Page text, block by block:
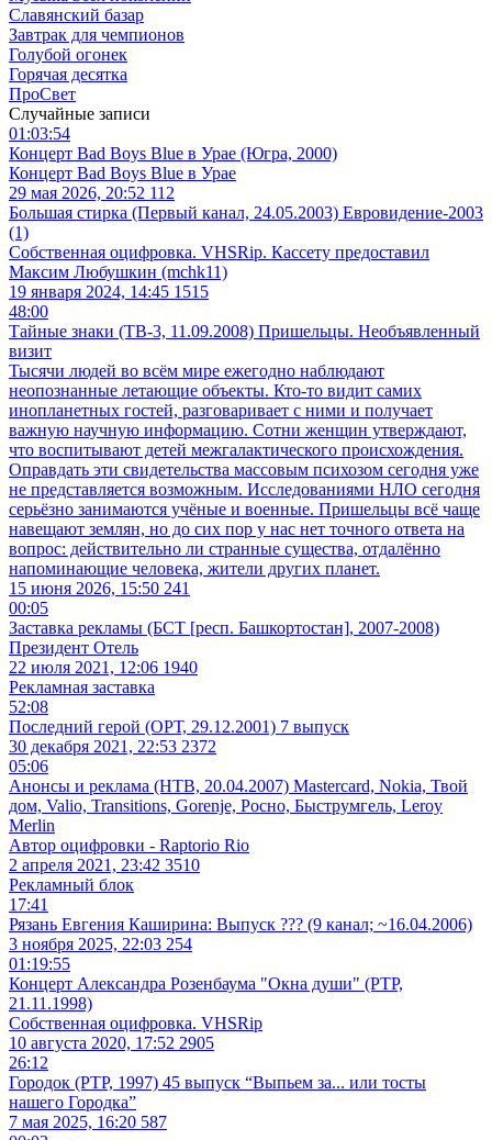
Славянский базар
Завтрак для чемпионов
Голубой огонек
Горячая десятка
ПроСвет
Случайные записи
01:03:54
Концерт Bad Boys Blue в Урае (Югра, 2000)
Концерт Bad Boys Blue в Урае
29 мая 2026, 20:52 112
Большая стирка (Первый канал, 24.05.2003) Евровидение-2003
(1)
Собственная оцифровка. VHSRip. Кассету предоставил
Максим Любушкин (mchk11)
19 января 2024, 14:45 1515
48:00
Тайные знаки (ТВ-3, 11.09.2008) Пришельцы. Необъявленный
визит
Тысячи людей во всём мире ежегодно наблюдают
неопознанные летающие объекты. Кто-то видит самих
инопланетных гостей, разговаривает с ними и получает
важную научную информацию. Сотни женщин утверждают,
что воспитывают детей межгалактического происхождения.
Оправдать эти свидетельства массовым психозом сегодня уже
не представляется возможным. Исследованиями НЛО сегодня
серьёзно занимаются учёные и военные. Пришельцы всё чаще
навещают землян, но до сих пор у нас нет точного ответа на
вопрос: действительно ли странные существа, отдалённо
напоминающие человека, жители других планет.
15 июня 2026, 15:50 241
00:05
Заставка рекламы (БСТ [респ. Башкортостан], 2007-2008)
Президент Отель
22 июля 2021, 12:06 1940
Рекламная заставка
52:08
Последний герой (ОРТ, 29.12.2001) 7 выпуск
30 декабря 2021, 22:53 2372
05:06
Анонсы и реклама (НТВ, 20.04.2007) Mastercard, Nokia, Твой
дом, Valio, Transitions, Gorenje, Росно, Быструмгель, Leroy
Merlin
Автор оцифровки - Raptorio Rio
2 апреля 2021, 23:42 3510
Рекламный блок
17:41
Рязань Евгения Каширина: Выпуск ??? (9 канал; ~16.04.2006)
3 ноября 2025, 22:03 254
01:19:55
Концерт Александра Розенбаума "Окна души" (РТР,
21.11.1998)
Собственная оцифровка. VHSRip
10 августа 2020, 17:52 2905
26:12
Городок (РТР, 1997) 45 выпуск “Выпьем за... или тосты
нашего Городка”
7 мая 2025, 16:20 587